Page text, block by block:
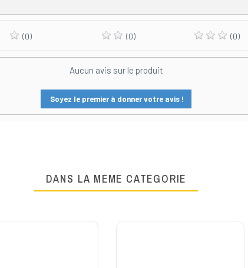
(0) (0) (0)
Aucun avis sur le produit
Soyez le premier à donner votre avis !
DANS LA MÊME CATÉGORIE